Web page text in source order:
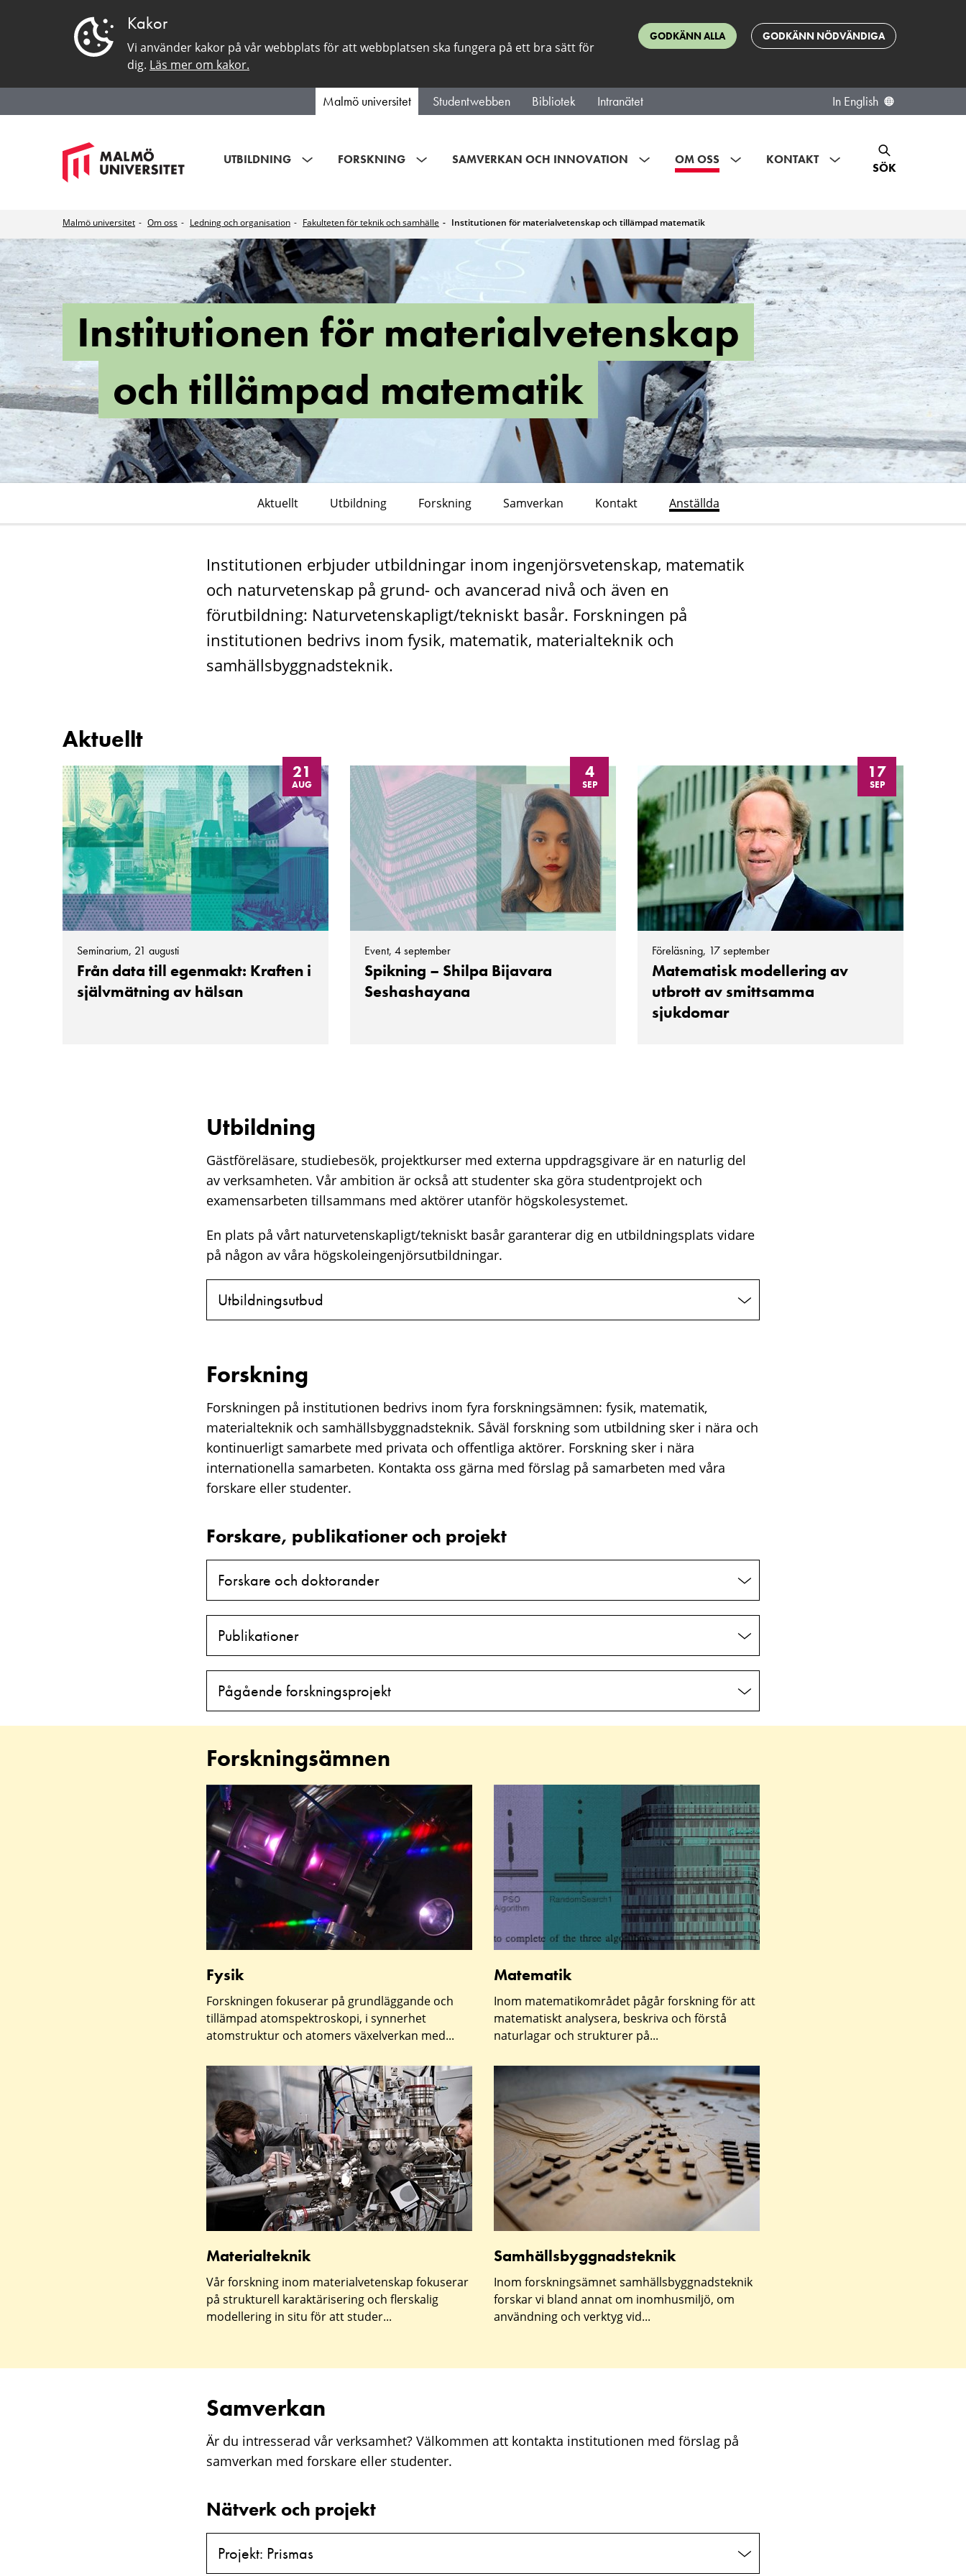
Kakor
Vi använder kakor på vår webbplats för att webbplatsen ska fungera på ett bra sätt för
dig. Läs mer om kakor.
GODKÄNN ALLA GODKÄNN NÖDVÄNDIGA
Malmö universitet Studentwebben Bibliotek Intranätet In English
UTBILDNING FORSKNING SAMVERKAN OCH INNOVATION OM OSS KONTAKT
SÖK
Malmö universitet Om oss Ledning och organisation Fakulteten för teknik och samhälle Institutionen för materialvetenskap och tillämpad matematik
Institutionen
för
materialvetenskap
och
tillämpad
matematik
Institutionen för materialvetenskap
och tillämpad matematik
Aktuellt Utbildning Forskning Samverkan Kontakt Anställda
Institutionen erbjuder utbildningar inom ingenjörsvetenskap, matematik
och naturvetenskap på grund- och avancerad nivå och även en
förutbildning: Naturvetenskapligt/tekniskt basår. Forskningen på
institutionen bedrivs inom fysik, matematik, materialteknik och
samhällsbyggnadsteknik.
Aktuellt
21
AUG
Seminarium, 21 augusti
Från data till egenmakt: Kraften i
självmätning av hälsan
4
SEP
Event, 4 september
Spikning – Shilpa Bijavara
Seshashayana
17
SEP
Föreläsning, 17 september
Matematisk modellering av
utbrott av smittsamma
sjukdomar
Utbildning
Gästföreläsare, studiebesök, projektkurser med externa uppdragsgivare är en naturlig del
av verksamheten. Vår ambition är också att studenter ska göra studentprojekt och
examensarbeten tillsammans med aktörer utanför högskolesystemet.
En plats på vårt naturvetenskapligt/tekniskt basår garanterar dig en utbildningsplats vidare
på någon av våra högskoleingenjörsutbildningar.
Utbildningsutbud
Forskning
Forskningen på institutionen bedrivs inom fyra forskningsämnen: fysik, matematik,
materialteknik och samhällsbyggnadsteknik. Såväl forskning som utbildning sker i nära och
kontinuerligt samarbete med privata och offentliga aktörer. Forskning sker i nära
internationella samarbeten. Kontakta oss gärna med förslag på samarbeten med våra
forskare eller studenter.
Forskare, publikationer och projekt
Forskare och doktorander
Publikationer
Pågående forskningsprojekt
Forskningsämnen
Fysik
Forskningen fokuserar på grundläggande och
tillämpad atomspektroskopi, i synnerhet
atomstruktur och atomers växelverkan med...
Matematik
Inom matematikområdet pågår forskning för att
matematiskt analysera, beskriva och förstå
naturlagar och strukturer på...
Materialteknik
Vår forskning inom materialvetenskap fokuserar
på strukturell karaktärisering och flerskalig
modellering in situ för att studer...
Samhällsbyggnadsteknik
Inom forskningsämnet samhällsbyggnadsteknik
forskar vi bland annat om inomhusmiljö, om
användning och verktyg vid...
Samverkan
Är du intresserad vår verksamhet? Välkommen att kontakta institutionen med förslag på
samverkan med forskare eller studenter.
Nätverk och projekt
Projekt: Prismas